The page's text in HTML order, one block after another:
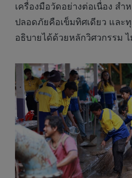
เครื่องมือวัดอย่างต่อเนื่อง สำ
ปลอดภัยคือเข็มทิศเดียว และ
อธิบายได้ด้วยหลักวิศวกรรม